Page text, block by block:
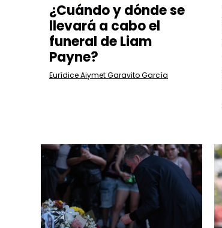
¿Cuándo y dónde se
llevará a cabo el
funeral de Liam
Payne?
Eurídice Aiymet Garavito García